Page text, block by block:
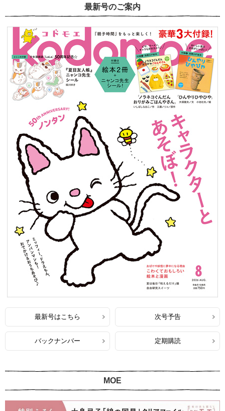
最新号のご案内
最新号はこちら 次号予告
バックナンバー 定期購読
MOE